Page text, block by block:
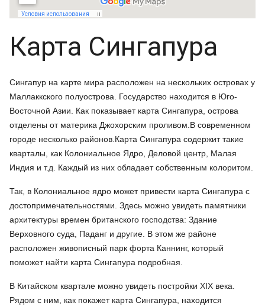
Карта Сингапура
Сингапур на карте мира расположен на нескольких островах у
Маллаккского полуострова. Государство находится в Юго-
Восточной Азии. Как показывает карта Сингапура, острова
отделены от материка Джохорским проливом.В современном
городе несколько районов.Карта Сингапура содержит такие
кварталы, как Колониальное Ядро, Деловой центр, Малая
Индия и т.д. Каждый из них обладает собственным колоритом.
Так, в Колониальное ядро может привести карта Сингапура с
достопримечательностями. Здесь можно увидеть памятники
архитектуры времен британского господства: Здание
Верховного суда, Паданг и другие. В этом же районе
расположен живописный парк форта Каннинг, который
поможет найти карта Сингапура подробная.
В Китайском квартале можно увидеть постройки XIX века.
Рядом с ним, как покажет карта Сингапура, находится